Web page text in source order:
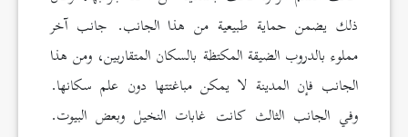
ذلك يضمن حماية طبيعية من هذا الجانب. جانب آخر
مملوء بالدروب الضيقة المكتظة بالسكان المتقاربين، ومن هذا
الجانب فإن المدينة لا يمكن مباغتتها دون علم سكانها.
وفي الجانب الثالث كانت غابات النخيل وبعض البيوت.